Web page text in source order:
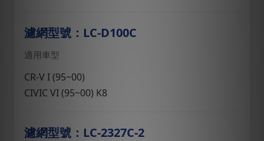
濾網型號：LC-D100C
適用車型
CR-V I (95~00)
CIVIC VI (95~00) K8
濾網型號：LC-2327C-2